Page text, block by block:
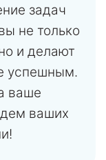
задач
не только
и делают
успешным.
ваше
ваших